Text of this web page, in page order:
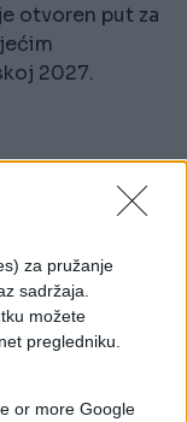
za pružanje
sadržaja.
možete
pregledniku.
or more Google
otvoren put za
2027.
100.000 eura.
je,
sa svojim
parlamentarnim
u